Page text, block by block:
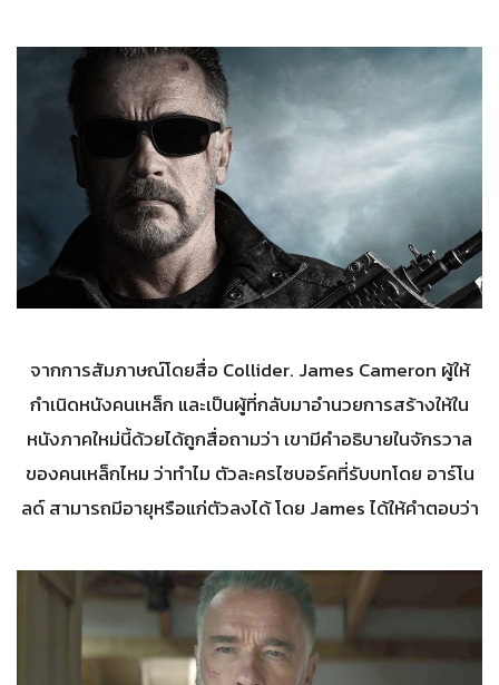
จากการสัมภาษณ์โดยสื่อ Collider. James Cameron ผู้ให้
กำเนิดหนังคนเหล็ก และเป็นผู้ที่กลับมาอำนวยการสร้างให้ใน
หนังภาคใหม่นี้ด้วยได้ถูกสื่อถามว่า เขามีคำอธิบายในจักรวาล
ของคนเหล็กไหม ว่าทำไม ตัวละครไซบอร์คที่รับบทโดย อาร์โน
ลด์ สามารถมีอายุหรือแก่ตัวลงได้ โดย James ได้ให้คำตอบว่า